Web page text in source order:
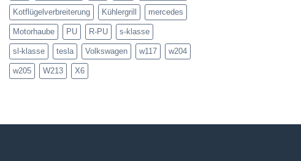
Kotflügelverbreiterung Kühlergrill mercedes
Motorhaube PU R-PU s-klasse
sl-klasse tesla Volkswagen w117 w204
w205 W213 X6